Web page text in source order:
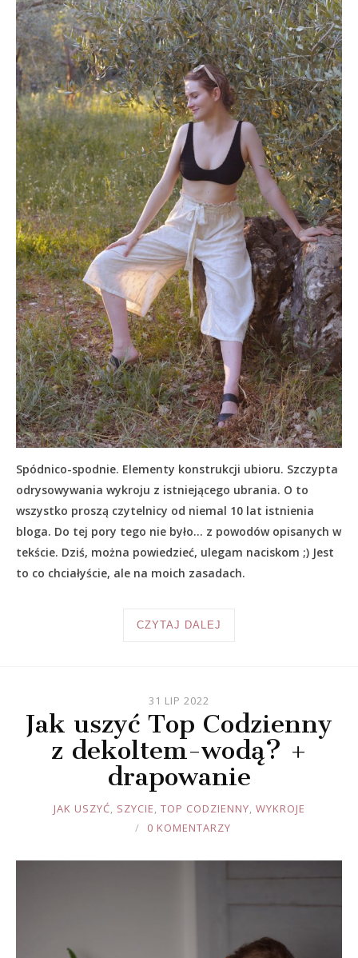
Spódnico-spodnie. Elementy konstrukcji ubioru. Szczypta
odrysowywania wykroju z istniejącego ubrania. O to
wszystko proszą czytelnicy od niemal 10 lat istnienia
bloga. Do tej pory tego nie było… z powodów opisanych w
tekście. Dziś, można powiedzieć, ulegam naciskom ;) Jest
to co chciałyście, ale na moich zasadach.
CZYTAJ DALEJ
31 LIP 2022
Jak uszyć Top Codzienny
z dekoltem-wodą? +
drapowanie
JOULE
JAK USZYĆ, SZYCIE, TOP CODZIENNY, WYKROJE
0 KOMENTARZY